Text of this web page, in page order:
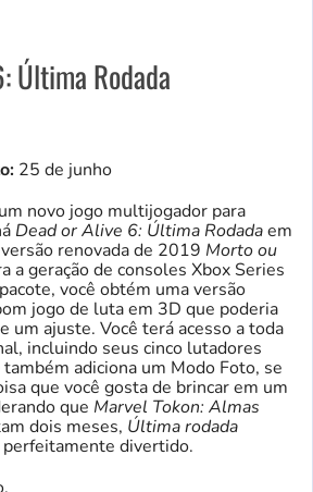
Última Rodada
25 de junho
novo jogo multijogador para
Dead or Alive 6: Última Rodadaem
renovada de 2019 Morto ou
a geração de consoles Xbox Series
você obtém uma versão
jogo de luta em 3D que poderia
um ajuste. Você terá acesso a toda
incluindo seus cinco lutadores
também adiciona um Modo Foto, se
que você gosta de brincar em um
que Marvel Tokon: Almas
dois meses, Última rodada
divertido.